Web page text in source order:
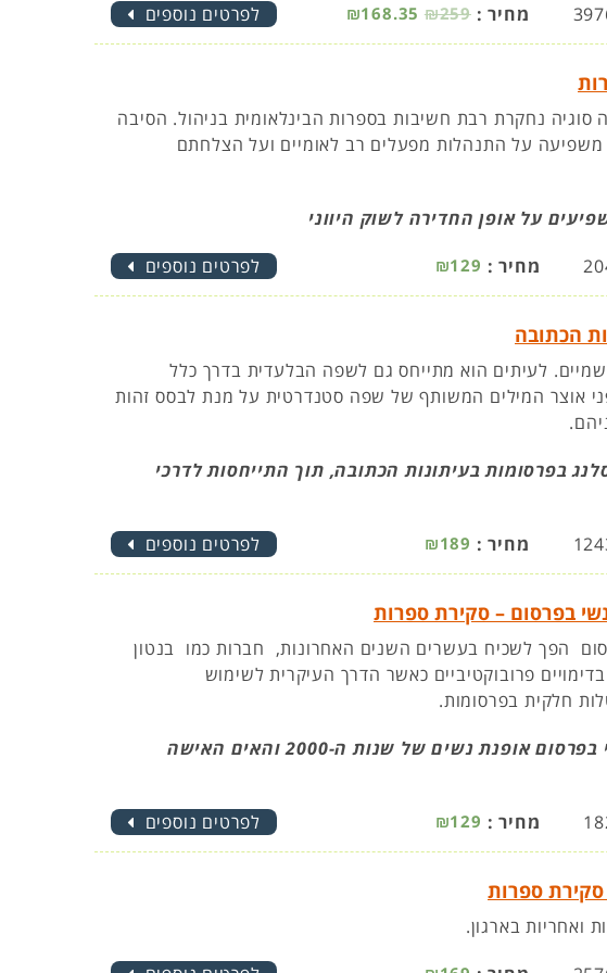
מחיר : ₪259
₪168.35 לפרטים נוספים
סוגיה נחקרת רבת חשיבות בספרות הבינלאומית בניהול. הסיבה
משפיעה על התנהלות מפעלים רב לאומיים ועל הצלחתם
על אופן החדירה לשוק היווני
מחיר : ₪129 לפרטים נוספים
הכתובה
לעיתים הוא מתייחס גם לשפה הבלעדית בדרך כלל
אוצר המילים המשותף של שפה סטנדרטית על מנת לבסס זהות
בפרסומות בעיתונות הכתובה, תוך התייחסות לדרכי
מחיר : ₪189 לפרטים נוספים
הפך לשכיח בעשרים השנים האחרונות, חברות כמו בנטון
פרובוקטיביים כאשר הדרך העיקרית לשימוש
חלקית בפרסומות.
סקירת ספרות הבוחנת את הדימוי הנשי בפרסום אופנת נשים של שנות ה-2000 והאים האישה
מחיר : ₪129 לפרטים נוספים
סקירת ספרות
ואחריות בארגון.